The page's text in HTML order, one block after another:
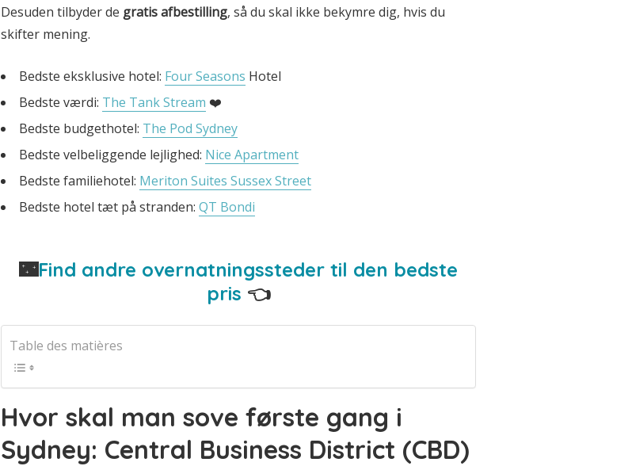
Desuden tilbyder de gratis afbestilling, så du skal ikke bekymre dig, hvis du
skifter mening.
Bedste eksklusive hotel: Four Seasons Hotel
Bedste værdi: The Tank Stream ❤️
Bedste budgethotel: The Pod Sydney
Bedste velbeliggende lejlighed: Nice Apartment
Bedste familiehotel: Meriton Suites Sussex Street
Bedste hotel tæt på stranden: QT Bondi
🌃Find andre overnatningssteder til den bedste
pris 👈
Table des matières
Hvor skal man sove første gang i
Sydney: Central Business District (CBD)